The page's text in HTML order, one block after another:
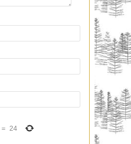
= 24